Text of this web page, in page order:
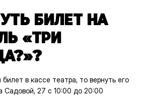
БИЛЕТ НА
«ТРИ
в кассе театра, то вернуть его
27 с 10:00 до 20:00